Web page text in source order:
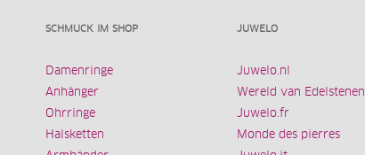
SCHMUCK IM SHOP
Damenringe
Anhänger
Ohrringe
Halsketten
JUWELO
Juwelo.nl
Wereld van Edelstenen
Juwelo.fr
Monde des pierres